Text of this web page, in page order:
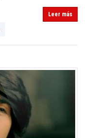
Leer más